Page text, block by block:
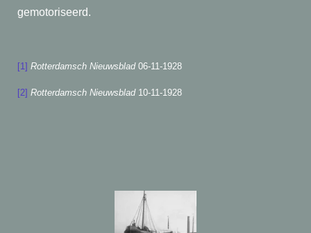
gemotoriseerd.
[1] Rotterdamsch Nieuwsblad06-11-1928
[2] Rotterdamsch Nieuwsblad10-11-1928